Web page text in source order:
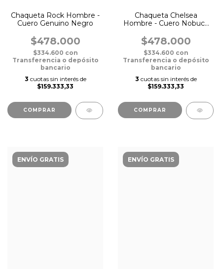
Chaqueta Rock Hombre -
Cuero Genuino Negro
$478.000
$334.600 con
Transferencia o depósito
bancario
3 cuotas sin interés de
$159.333,33
COMPRAR
Chaqueta Chelsea
Hombre - Cuero Nobuck
Desmontable
$478.000
$334.600 con
Transferencia o depósito
bancario
3 cuotas sin interés de
$159.333,33
COMPRAR
ENVÍO GRATIS ENVÍO GRATIS